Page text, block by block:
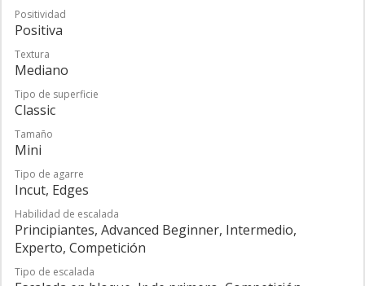
Positividad
Positiva
Textura
Mediano
Tipo de superficie
Classic
Tamaño
Mini
Tipo de agarre
Incut, Edges
Habilidad de escalada
Principiantes, Advanced Beginner, Intermedio,
Experto, Competición
Tipo de escalada